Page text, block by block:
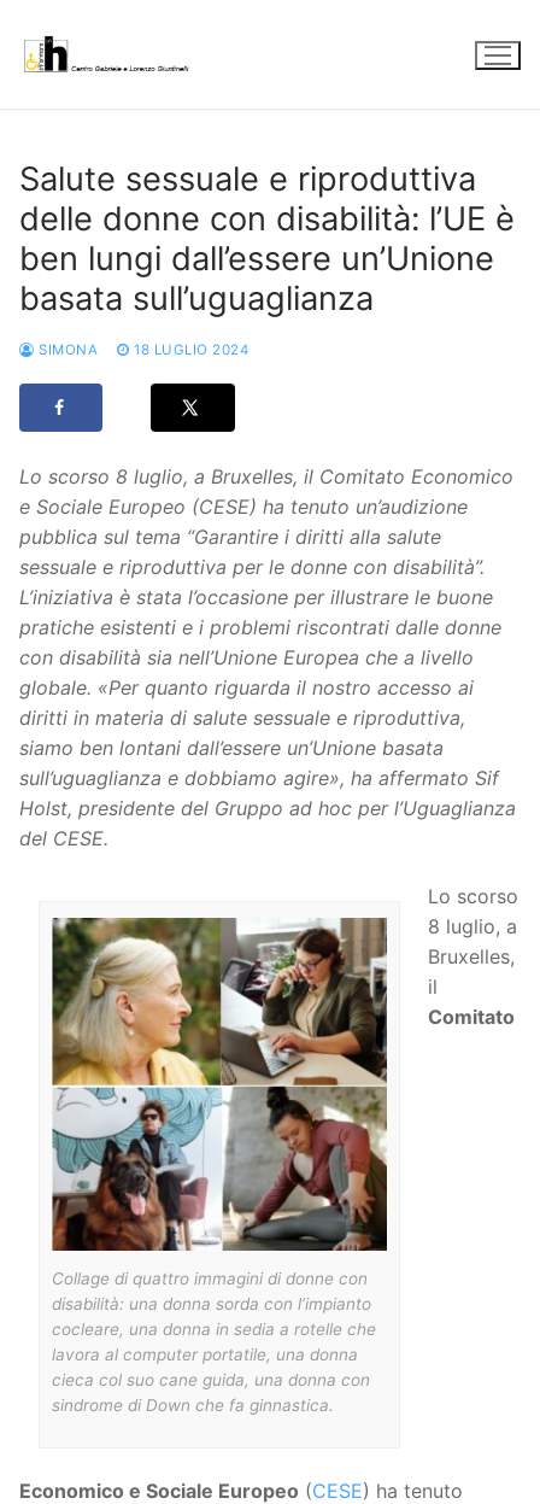
contenuto
Salute sessuale e riproduttiva
delle donne con disabilità: l’UE è
ben lungi dall’essere un’Unione
basata sull’uguaglianza
SIMONA 18 LUGLIO 2024
Lo scorso 8 luglio, a Bruxelles, il Comitato Economico
e Sociale Europeo (CESE) ha tenuto un’audizione
pubblica sul tema “Garantire i diritti alla salute
sessuale e riproduttiva per le donne con disabilità”.
L’iniziativa è stata l’occasione per illustrare le buone
pratiche esistenti e i problemi riscontrati dalle donne
con disabilità sia nell’Unione Europea che a livello
globale. «Per quanto riguarda il nostro accesso ai
diritti in materia di salute sessuale e riproduttiva,
siamo ben lontani dall’essere un’Unione basata
sull’uguaglianza e dobbiamo agire», ha affermato Sif
Holst, presidente del Gruppo ad hoc per l’Uguaglianza
del CESE.
Collage di quattro immagini di donne con
disabilità: una donna sorda con l’impianto
cocleare, una donna in sedia a rotelle che
lavora al computer portatile, una donna
cieca col suo cane guida, una donna con
sindrome di Down che fa ginnastica.
Lo scorso
8 luglio, a
Bruxelles,
il
Comitato
Economico e Sociale Europeo (CESE) ha tenuto